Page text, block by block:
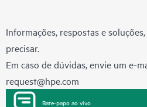
Informações, respostas e
precisar.
Em caso de dúvidas, envie um e-
request@hpe.com
Bate-papo ao vivo